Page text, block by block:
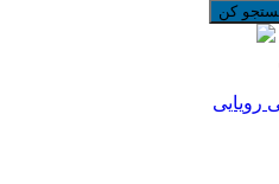
کن
رویایی